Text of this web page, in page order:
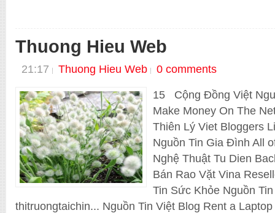
Grab Original Theme Download Files
Thuong Hieu Web
21:17 Thuong Hieu Web
0 comments
15 Cộng Đồng Việt
Make Money On The
Thiên Lý Viet Bloggers
Nguồn Tin Gia Đình All
Nghệ Thuật Tu Dien
Bán Rao Vặt Vina
Tin Sức Khỏe Nguồn
thitruongtaichin... Nguồn Tin Việt Blog Rent a